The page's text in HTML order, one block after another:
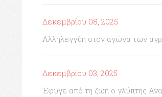
Δεκεμβρίου 08, 2025
Αλληλεγγύη στον αγώνα των
Δεκεμβρίου 03, 2025
Έφυγε από τη ζωή ο γλύπτης